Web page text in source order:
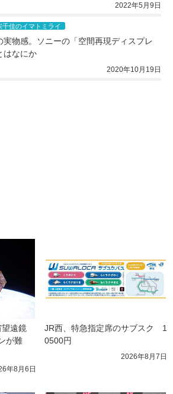
2022年5月9日
千佳のイマトミライ
実物感。ソニーの「空間再現ディスプレ
はなにか
2020年10月19日
遠鏡
が難
年8月6日
JR西、特急指定席のサブスク　1
0500円
2026年8月7日